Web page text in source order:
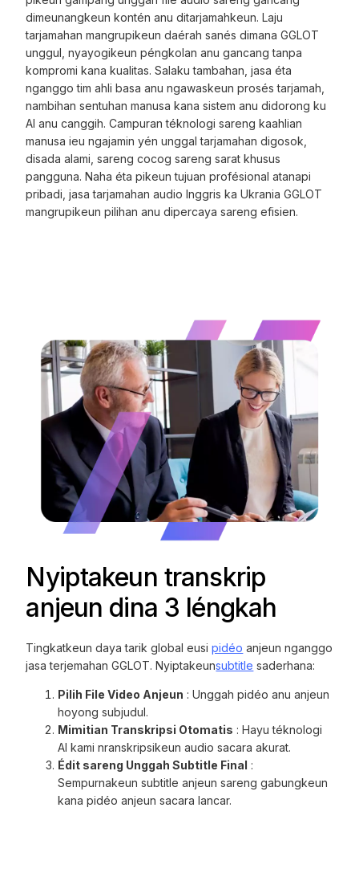
dimeunangkeun kontén anu ditarjamahkeun. Laju
tarjamahan mangrupikeun daérah sanés dimana GGLOT
unggul, nyayogikeun péngkolan anu gancang tanpa
kompromi kana kualitas. Salaku tambahan, jasa éta
nganggo tim ahli basa anu ngawaskeun prosés tarjamah,
nambihan sentuhan manusa kana sistem anu didorong ku
AI anu canggih. Campuran téknologi sareng kaahlian
manusa ieu ngajamin yén unggal tarjamahan digosok,
disada alami, sareng cocog sareng sarat khusus
pangguna. Naha éta pikeun tujuan profésional atanapi
pribadi, jasa tarjamahan audio Inggris ka Ukrania GGLOT
mangrupikeun pilihan anu dipercaya sareng efisien.
Nyiptakeun transkrip
anjeun dina 3 léngkah
Tingkatkeun daya tarik global eusipidéo anjeun nganggo
jasa terjemahan GGLOT. Nyiptakeunsubtitle saderhana:
Pilih File Video Anjeun : Unggah pidéo anu anjeun
hoyong subjudul.
Mimitian Transkripsi Otomatis : Hayu téknologi
AI kami nranskripsikeun audio sacara akurat.
Édit sareng Unggah Subtitle Final :
Sempurnakeun subtitle anjeun sareng gabungkeun
kana pidéo anjeun sacara lancar.